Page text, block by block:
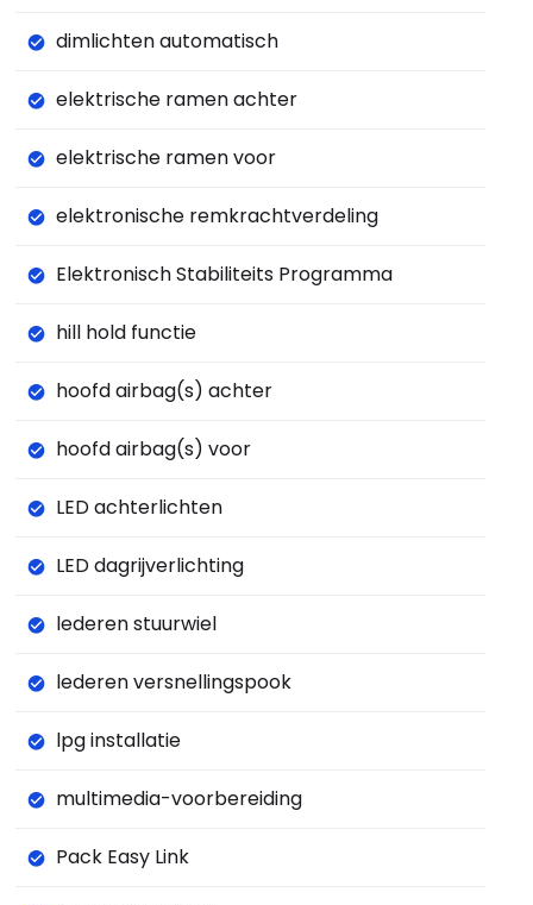
dimlichten automatisch
elektrische ramen achter
elektrische ramen voor
elektronische remkrachtverdeling
Elektronisch Stabiliteits Programma
hill hold functie
hoofd airbag(s) achter
hoofd airbag(s) voor
LED achterlichten
LED dagrijverlichting
lederen stuurwiel
lederen versnellingspook
lpg installatie
multimedia-voorbereiding
Pack Easy Link